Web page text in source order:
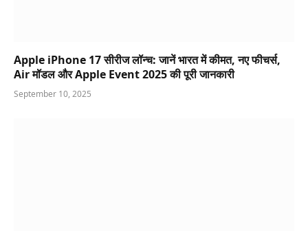
Apple iPhone 17 सीरीज लॉन्च: जानें भारत में कीमत, नए फीचर्स,
Air मॉडल और Apple Event 2025 की पूरी जानकारी
September 10, 2025